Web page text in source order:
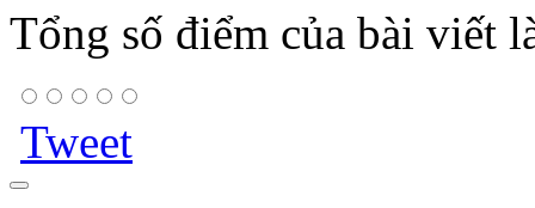
Tổng số điểm của bài viết
Tweet